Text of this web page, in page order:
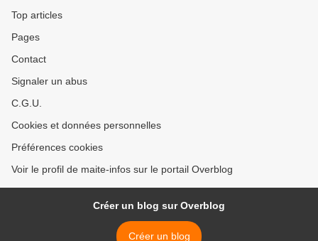
Top articles
Pages
Contact
Signaler un abus
C.G.U.
Cookies et données personnelles
Préférences cookies
Voir le profil de maite-infos sur le portail Overblog
Créer un blog sur Overblog
Créer un blog